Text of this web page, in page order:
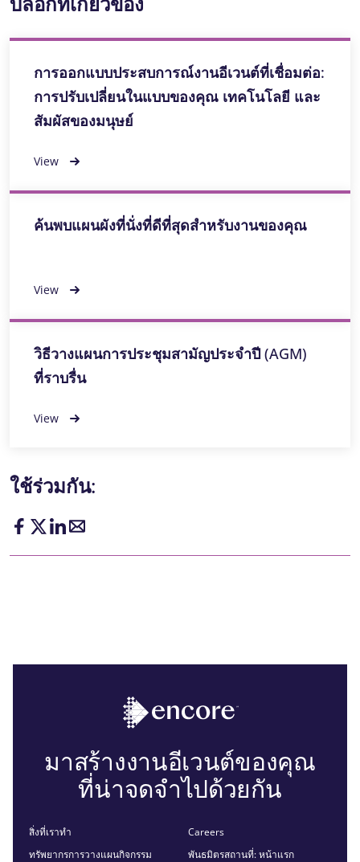
การออกแบบประสบการณ์งานอีเวนต์ที่เชื่อมต่อ:
การปรับเปลี่ยนในแบบของคุณ เทคโนโลยี และ
สัมผัสของมนุษย์
View
ค้นพบแผนผังที่นั่งที่ดีที่สุดสําหรับงานของคุณ
View
วิธีวางแผนการประชุมสามัญประจําปี (AGM)
ที่ราบรื่น
View
ใช้ร่วมกัน:
มาสร้างงานอีเวนต์ของคุณ
ที่น่าจดจำไปด้วยกัน
สิ่งที่เราทำ
ทรัพยากรการวางแผนกิจกรรม
Careers
พันธมิตรสถานที่: หน้าแรก